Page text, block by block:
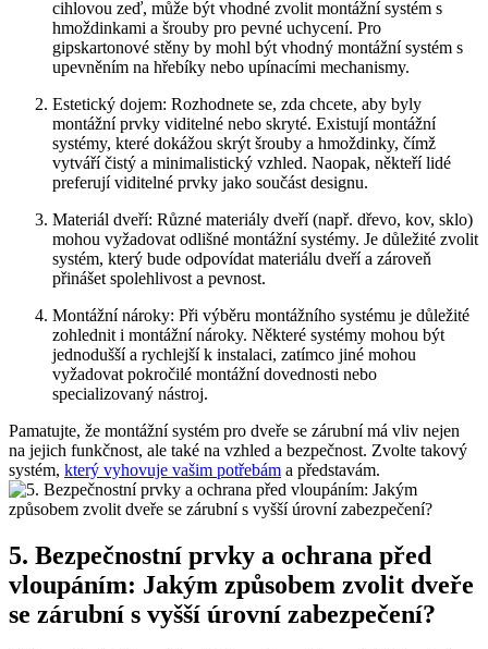
cihlovou zeď, může být vhodné zvolit montážní systém s
hmoždinkami a šrouby pro pevné uchycení. Pro
gipskartonové stěny by mohl být vhodný montážní systém s
upevněním na hřebíky nebo upínacími mechanismy.
Estetický dojem: Rozhodnete se, zda chcete, aby byly
montážní prvky viditelné nebo skryté. Existují montážní
systémy, které dokážou skrýt šrouby a hmoždinky, čímž
vytváří čistý a minimalistický vzhled. Naopak, někteří lidé
preferují viditelné prvky jako součást designu.
Materiál dveří: Různé materiály dveří (např. dřevo, kov, sklo)
mohou vyžadovat odlišné montážní systémy. Je důležité zvolit
systém, který bude odpovídat materiálu dveří a zároveň
přinášet spolehlivost a pevnost.
Montážní nároky: Při výběru montážního systému je důležité
zohlednit i montážní nároky. Některé systémy mohou být
jednodušší a rychlejší k instalaci, zatímco jiné mohou
vyžadovat pokročilé montážní dovednosti nebo
specializovaný nástroj.
Pamatujte, že montážní systém pro dveře se zárubní má vliv nejen
na jejich funkčnost, ale také na vzhled a bezpečnost. Zvolte takový
systém, který vyhovuje vašim potřebám a představám.
5. Bezpečnostní prvky a ochrana před
vloupáním: Jakým způsobem zvolit dveře
se zárubní s vyšší úrovní zabezpečení?